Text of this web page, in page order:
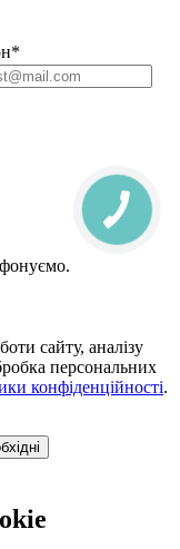
сайту, аналізу
персональних
конфіденційності.